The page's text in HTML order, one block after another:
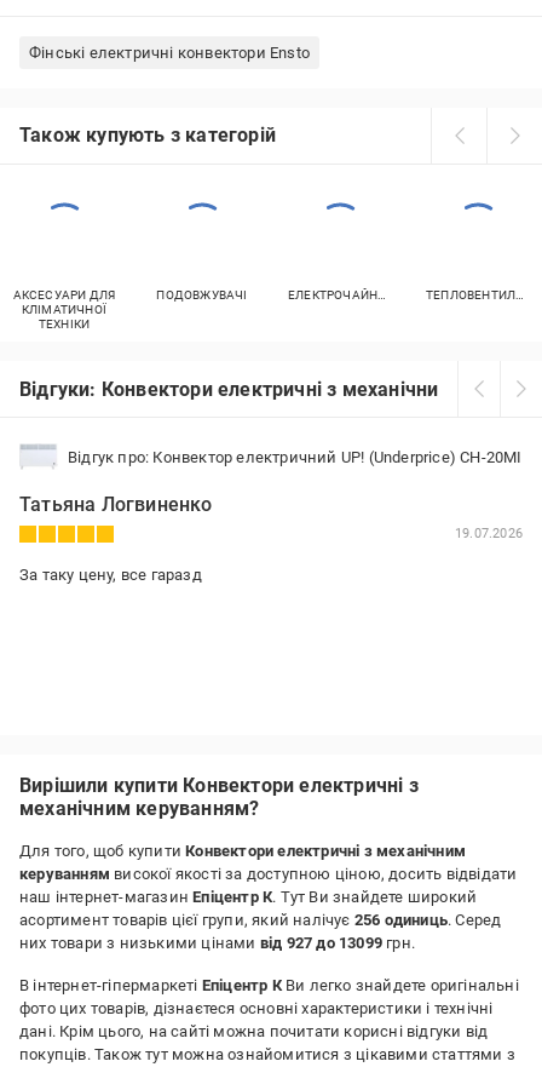
Фінські електричні конвектори Ensto
Також купують з категорій
АКСЕСУАРИ ДЛЯ
КЛІМАТИЧНОЇ
ТЕХНІКИ
ПОДОВЖУВАЧІ
Відгуки: Конвектори електричні з механічним
Відгук про: Конвектор електричний UP! (Underprice) CH-20MI
Татьяна Логвиненко
19.07.2026
За таку цену, все гаразд
Вирішили купити Конвектори електричні з
механічним керуванням?
Для того, щоб купитиКонвектори електричні з механічним
керуванням високої якості за доступною ціною, досить відвідати
наш інтернет-магазинЕпіцентр К. Тут Ви знайдете широкий
асортимент товарів цієї групи, який налічує 256 одиниць. Серед
них товари з низькими цінами від 927 до 13099 грн.
В інтернет-гіпермаркеті Епіцентр КВи легко знайдете оригінальні
фото цих товарів, дізнаєтеся основні характеристики і технічні
дані. Крім цього, на сайті можна почитати корисні відгуки від
покупців. Також тут можна ознайомитися з цікавими статтями з